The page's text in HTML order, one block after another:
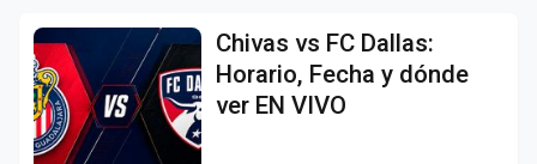
Chivas vs FC Dallas:
Horario, Fecha y dónde
ver EN VIVO